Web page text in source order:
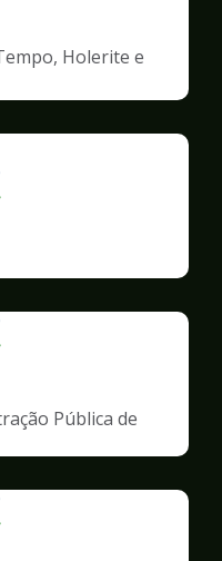
Holerite e
Pública de